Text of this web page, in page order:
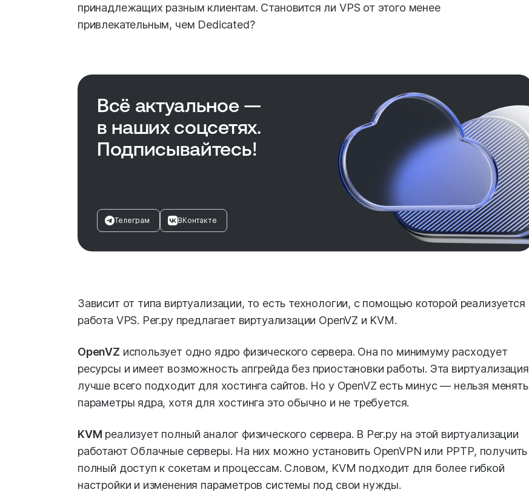
принадлежащих разным клиентам. Становится ли VPS от этого менее
привлекательным, чем Dedicated?
Всё актуальное —
в наших соцсетях.
Подписывайтесь!
Телеграм ВКонтакте
Зависит от типа виртуализации, то есть технологии, с помощью которой реализуется
работа VPS. Рег.ру предлагает виртуализации OpenVZ и KVM.
OpenVZ использует одно ядро физического сервера. Она по минимуму расходует
ресурсы и имеет возможность апгрейда без приостановки работы. Эта виртуализация
лучше всего подходит для хостинга сайтов. Но у OpenVZ есть минус — нельзя менять
параметры ядра, хотя для хостинга это обычно и не требуется.
KVM реализует полный аналог физического сервера. В Рег.ру на этой виртуализации
работают Облачные серверы. На них можно установить OpenVPN или PPTP, получить
полный доступ к сокетам и процессам. Словом, KVM подходит для более гибкой
настройки и изменения параметров системы под свои нужды.